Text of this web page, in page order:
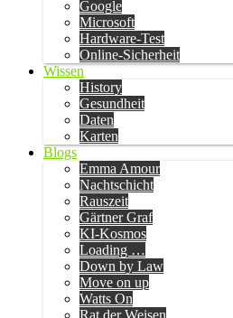
Google
Microsoft
Hardware-Test
Online-Sicherheit
Wissen
History
Gesundheit
Daten
Karten
Blogs
Emma Amour
Nachtschicht
Rauszeit
Gärtner Graf
KI-Kosmos
Loading …
Down by Law
Move on up
Watts On
Rat der Weisen